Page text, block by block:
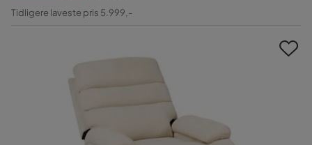
Pris
Original
Tidligere laveste pris 5.999,-